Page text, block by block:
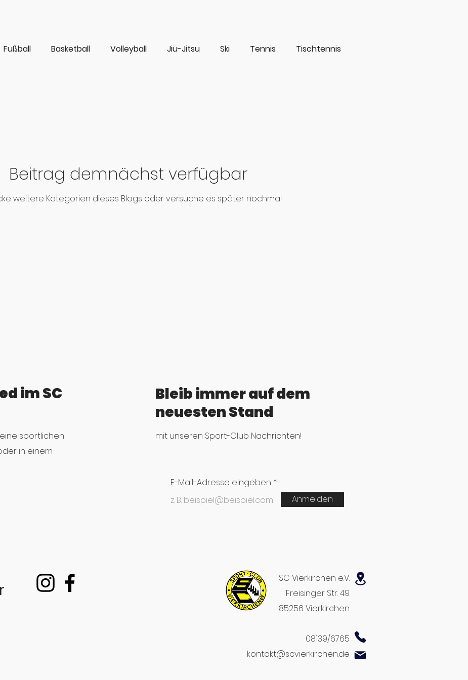
Fußball Basketball Volleyball Jiu-Jitsu Ski Tennis Tischtennis
Beitrag demnächst verfügbar
weitere Kategorien dieses Blogs oder versuche es später nochmal.
im SC
sportlichen
in einem
Bleib immer auf dem
neuesten Stand
mit unseren Sport-Club Nachrichten!
E-Mail-Adresse eingeben
Anmelden
SC Vierkirchen e.V.
Freisinger Str. 49
85256 Vierkirchen
08139/6765
kontakt@scvierkirchen.de